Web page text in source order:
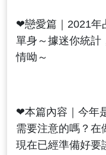
❤戀愛篇｜2021年
單身～據迷你統計
情呦～
❤本篇內容｜今年
需要注意的嗎？在
現在已經準備好要